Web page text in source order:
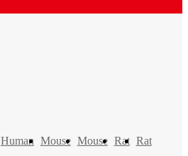
Human Mouse Mouse Rat Rat